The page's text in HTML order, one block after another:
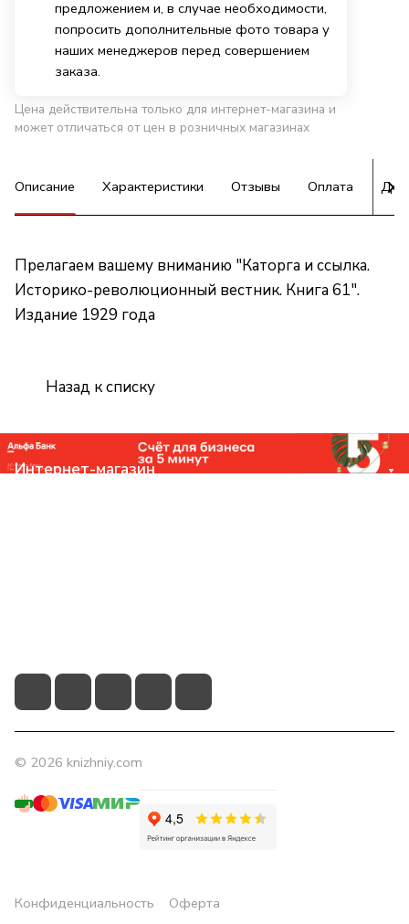
предложением и, в случае необходимости,
попросить дополнительные фото товара у
наших менеджеров перед совершением
заказа.
Цена действительна только для интернет-магазина и
может отличаться от цен в розничных магазинах
Описание Характеристики Отзывы Оплата
Прелагаем вашему вниманию "Каторга и ссылка.
Историко-революционный вестник. Книга 61".
Издание 1929 года
Назад к списку
Интернет-магазин
© 2026 knizhniy.com
Конфиденциальность Оферта